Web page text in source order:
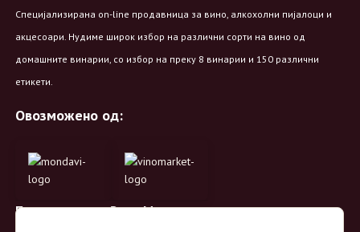
Специјализирана on-line продавница за вино, алкохолни пијалоци и
акцесоари. Нудиме широк избор на различни сорти на вино од
домашните винарии, со избор на преку 8 винарии и 150 различни
етикети.
Овозможено од:
Продавница на Вино Маркет: